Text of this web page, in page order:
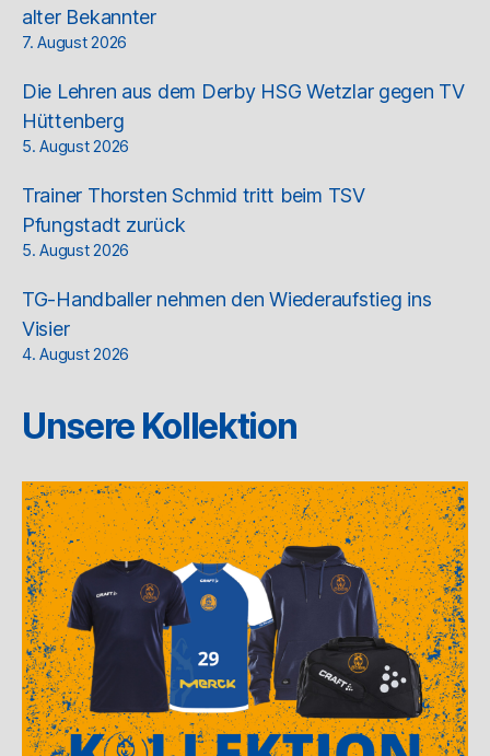
alter Bekannter
7. August 2026
Die Lehren aus dem Derby HSG Wetzlar gegen TV
Hüttenberg
5. August 2026
Trainer Thorsten Schmid tritt beim TSV
Pfungstadt zurück
5. August 2026
TG-Handballer nehmen den Wiederaufstieg ins
Visier
4. August 2026
Unsere Kollektion